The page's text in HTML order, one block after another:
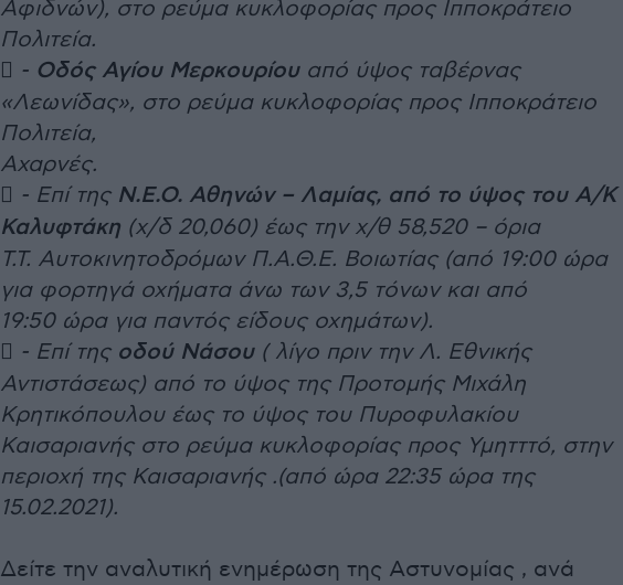
Αφιδνών), στο ρεύμα κυκλοφορίας προς Ιπποκράτειο
Πολιτεία.
 - Οδός Αγίου Μερκουρίουαπό ύψος ταβέρνας
«Λεωνίδας», στο ρεύμα κυκλοφορίας προς Ιπποκράτειο
Πολιτεία,
Αχαρνές.
 - Επί της Ν.Ε.Ο. Αθηνών – Λαμίας, από το ύψος του Α/Κ
Καλυφτάκη (χ/δ 20,060) έως την χ/θ 58,520 – όρια
Τ.Τ. Αυτοκινητοδρόμων Π.Α.Θ.Ε. Βοιωτίας (από 19:00 ώρα
για φορτηγά οχήματα άνω των 3,5 τόνων και από
19:50 ώρα για παντός είδους οχημάτων).
 - Επί της οδού Νάσου( λίγο πριν την Λ. Εθνικής
Αντιστάσεως) από το ύψος της Προτομής Μιχάλη
Κρητικόπουλου έως το ύψος του Πυροφυλακίου
Καισαριανής στο ρεύμα κυκλοφορίας προς Υμητττό, στην
περιοχή της Καισαριανής .(από ώρα 22:35 ώρα της
15.02.2021).
Δείτε την αναλυτική ενημέρωση της Αστυνομίας , ανά